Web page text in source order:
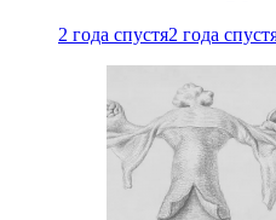
2 года спустя2 года